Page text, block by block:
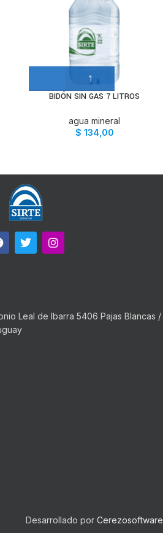
BIDÓN SIN GAS 7 LITROS
agua mineral
$ 134,00
Leal de Ibarra 5406 Pajas Blancas /
Desarrollado por Cerezosoftware